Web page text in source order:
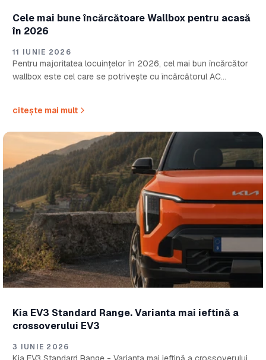
Cele mai bune încărcătoare Wallbox pentru acasă
în 2026
11 IUNIE 2026
Pentru majoritatea locuințelor în 2026, cel mai bun încărcător
wallbox este cel care se potrivește cu încărcătorul AC
citește mai mult
Kia EV3 Standard Range. Varianta mai ieftină a
crossoverului EV3
3 IUNIE 2026